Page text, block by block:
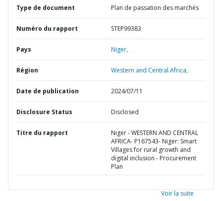
Type de document Plan de passation des marchés
Numéro du rapport STEP99383
Pays Niger,
Région Western and Central Africa,
Date de publication 2024/07/11
Disclosure Status Disclosed
Titre du rapport
Niger - WESTERN AND CENTRAL
AFRICA- P167543- Niger: Smart
Villages for rural growth and
digital inclusion - Procurement
Plan
Voir la suite